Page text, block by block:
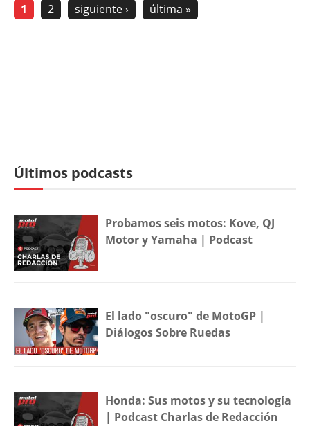
1 2 siguiente › última »
Últimos podcasts
Probamos seis motos: Kove, QJ
Motor y Yamaha | Podcast
El lado "oscuro" de MotoGP |
Diálogos Sobre Ruedas
Honda: Sus motos y su tecnología
| Podcast Charlas de Redacción